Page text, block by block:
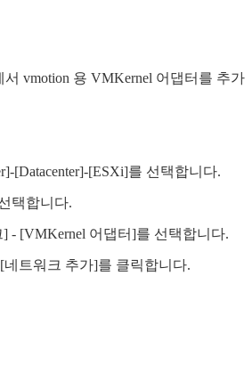
vmotion 용 VMKernel 어댑터를 추가
[Datacenter]-[ESXi]를 선택합니다.
택합니다.
- [VMKernel 어댑터]를 선택합니다.
트워크 추가]를 클릭합니다.